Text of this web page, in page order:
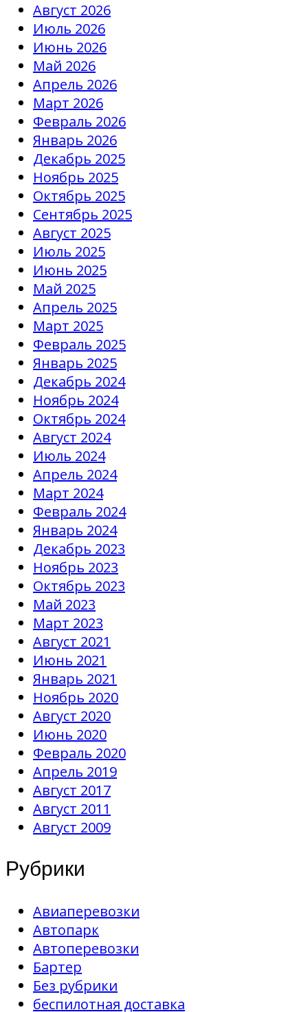
Август 2026
Июль 2026
Июнь 2026
Май 2026
Апрель 2026
Март 2026
Февраль 2026
Январь 2026
Декабрь 2025
Ноябрь 2025
Октябрь 2025
Сентябрь 2025
Август 2025
Июль 2025
Июнь 2025
Май 2025
Апрель 2025
Март 2025
Февраль 2025
Январь 2025
Декабрь 2024
Ноябрь 2024
Октябрь 2024
Август 2024
Июль 2024
Апрель 2024
Март 2024
Февраль 2024
Январь 2024
Декабрь 2023
Ноябрь 2023
Октябрь 2023
Май 2023
Март 2023
Август 2021
Июнь 2021
Январь 2021
Ноябрь 2020
Август 2020
Июнь 2020
Февраль 2020
Апрель 2019
Август 2017
Август 2011
Август 2009
Рубрики
Авиаперевозки
Автопарк
Автоперевозки
Бартер
Без рубрики
беспилотная доставка